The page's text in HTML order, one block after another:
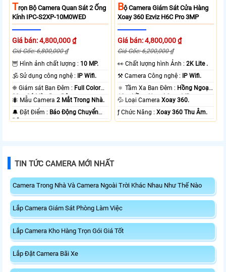
TRọn Bộ Camera Quan Sát 2 Ống
Kính IPC-S2XP-10M0WED
Giá bán: 4,800,000 ₫
Giá Gốc: 6,800,000 ₫
🦉 Hình ảnh chất lượng : 10 MP.
🕉️ Sử dụng công nghệ :
IP Wifi.
❈ Giám sát Ban Đêm : Full Color
20m Có Màu Ban Ðêm.
🐜 Mẫu Camera2 Mắt Trong Nhà.
️🔔 Đặt Điểm : Báo Động Chuyển
Động.
BỘ Camera Giám Sát Cửa Hàng
Xoay 360 Ezviz H6C Pro 3MP
Giá bán: 4,800,000 ₫
Giá Gốc: 6,200,000 ₫
️👀 Chất lượng hình Ảnh :2K Lite .
⚒ Camera Công nghệ :
IP Wifi.
🔅 Tầm Xa Ban Đêm : Hồng Ngoại
10m Hồng Ngoại Smart IR.
💦 Loại CameraXoay 360.
️ƒ Chức Năng :Xoay 360 Thu Âm.
TIN TỨC CAMERA MỚI NHẤT
Camera Trong Nhà Và Camera Ngoài Trời Khác Nhau Như Thế Nào
Lắp Camera Giám Sát Phòng Làm Việc
Lắp Camera Kho Hàng Trọn Gói Giá Tốt
Lắp Đặt Camera Bãi Xe